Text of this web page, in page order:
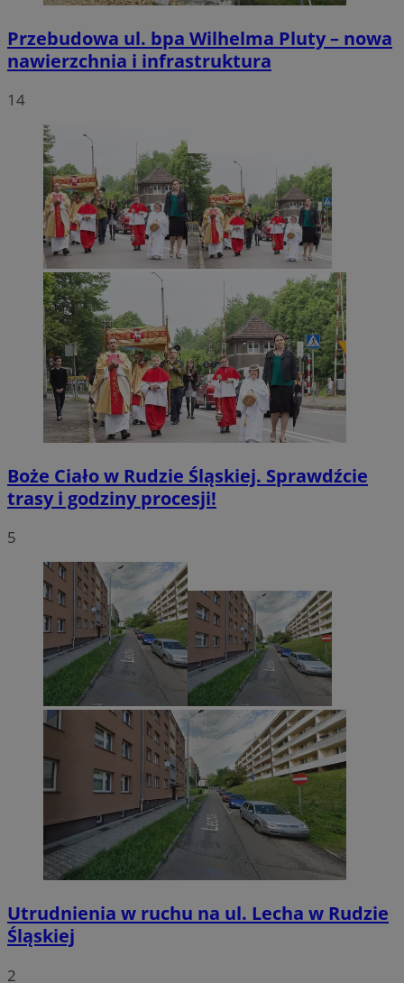
Przebudowa ul. bpa Wilhelma Pluty – nowa
nawierzchnia i infrastruktura
14
Boże Ciało w Rudzie Śląskiej. Sprawdźcie
trasy i godziny procesji!
5
Utrudnienia w ruchu na ul. Lecha w Rudzie
Śląskiej
2